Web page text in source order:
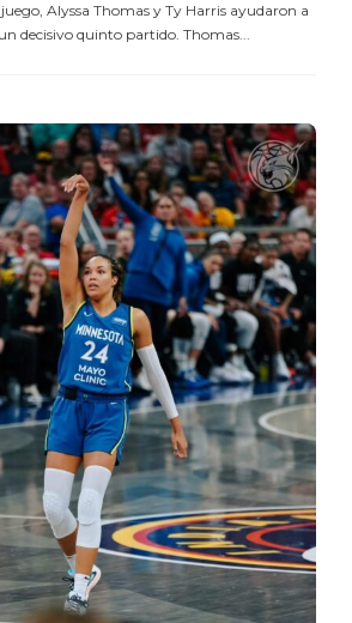
Alyssa Thomas y Ty Harris ayudaron a
decisivo quinto partido. Thomas...